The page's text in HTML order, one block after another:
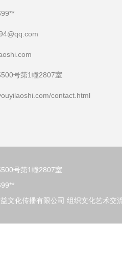
号第1幢2807室
contact.html
号第1幢2807室
益文化传播有限公司 组织文化艺术交